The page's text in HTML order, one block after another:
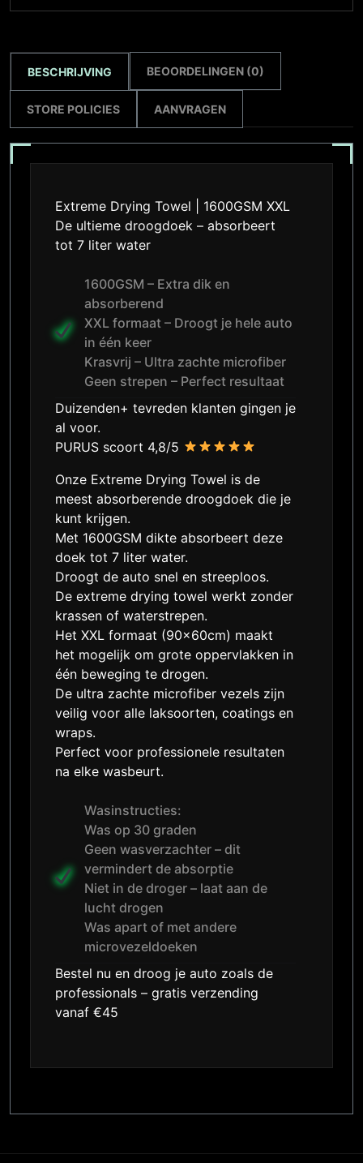
BESCHRIJVING BEOORDELINGEN (0)
STORE POLICIES AANVRAGEN
Extreme Drying Towel | 1600GSM XXL
De ultieme droogdoek – absorbeert
tot 7 liter water
1600GSM – Extra dik en
absorberend
XXL formaat – Droogt je hele auto
in één keer
Krasvrij – Ultra zachte microfiber
Geen strepen – Perfect resultaat
Duizenden+ tevreden klanten gingen je
al voor.
PURUS scoort 4,8/5
Onze Extreme Drying Towel is de
meest absorberende droogdoek die je
kunt krijgen.
Met 1600GSM dikte absorbeert deze
doek tot 7 liter water.
Droogt de auto snel en streeploos.
De extreme drying towel werkt zonder
krassen of waterstrepen.
Het XXL formaat (90x60cm) maakt
het mogelijk om grote oppervlakken in
één beweging te drogen.
De ultra zachte microfiber vezels zijn
veilig voor alle laksoorten, coatings en
wraps.
Perfect voor professionele resultaten
na elke wasbeurt.
Wasinstructies:
Was op 30 graden
Geen wasverzachter – dit
vermindert de absorptie
Niet in de droger – laat aan de
lucht drogen
Was apart of met andere
microvezeldoeken
Bestel nu en droog je auto zoals de
professionals – gratis verzending
vanaf €45